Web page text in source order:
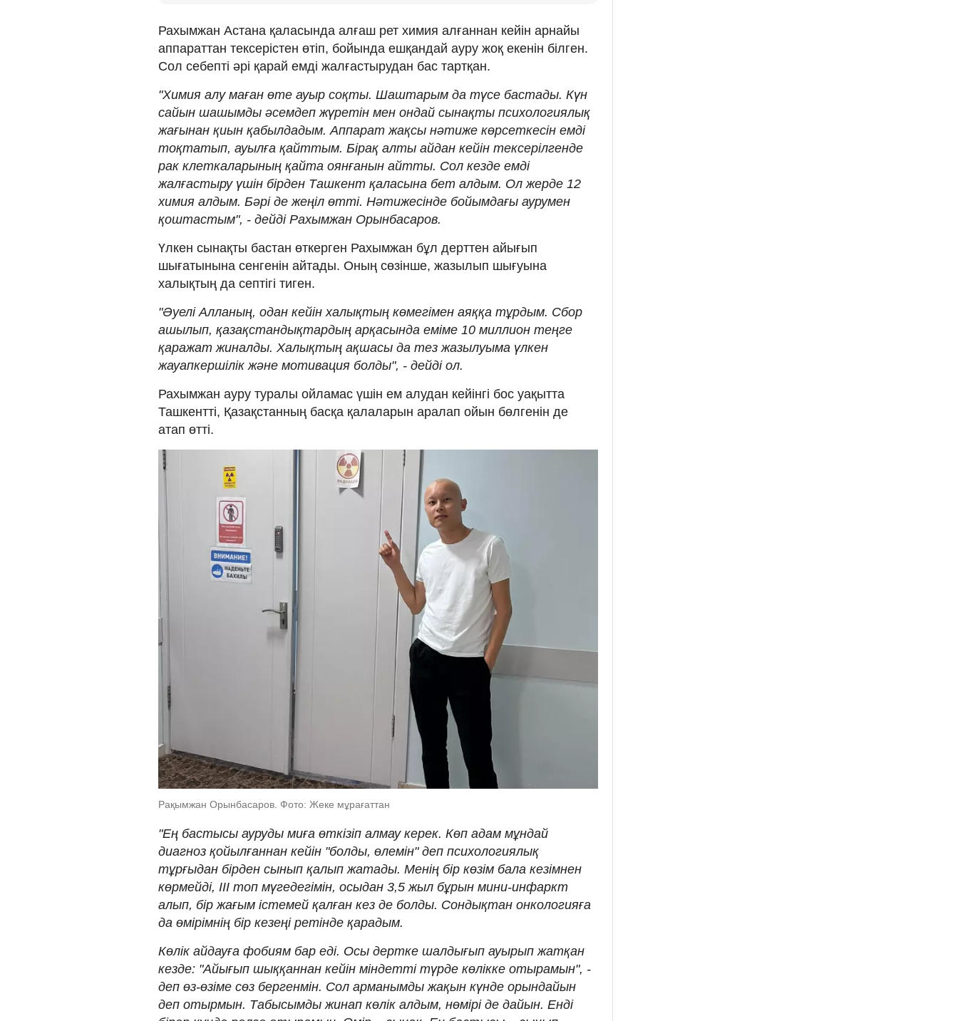
Рахымжан Астана қаласында алғаш рет химия алғаннан кейін арнайы
аппараттан тексерістен өтіп, бойында ешқандай ауру жоқ екенін білген.
Сол себепті әрі қарай емді жалғастырудан бас тартқан.
"Химия алу маған өте ауыр соқты. Шаштарым да түсе бастады. Күн
сайын шашымды әсемдеп жүретін мен ондай сынақты психологиялық
жағынан қиын қабылдадым. Аппарат жақсы нәтиже көрсеткесін емді
тоқтатып, ауылға қайттым. Бірақ алты айдан кейін тексерілгенде
рак клеткаларының қайта оянғанын айтты. Сол кезде емді
жалғастыру үшін бірден Ташкент қаласына бет алдым. Ол жерде 12
химия алдым. Бәрі де жеңіл өтті. Нәтижесінде бойымдағы аурумен
қоштастым", - дейді Рахымжан Орынбасаров.
Үлкен сынақты бастан өткерген Рахымжан бұл дерттен айығып
шығатынына сенгенін айтады. Оның сөзінше, жазылып шығуына
халықтың да септігі тиген.
"Әуелі Алланың, одан кейін халықтың көмегімен аяққа тұрдым. Сбор
ашылып, қазақстандықтардың арқасында еміме 10 миллион теңге
қаражат жиналды. Халықтың ақшасы да тез жазылуыма үлкен
жауапкершілік және мотивация болды", - дейді ол.
Рахымжан ауру туралы ойламас үшін ем алудан кейінгі бос уақытта
Ташкентті, Қазақстанның басқа қалаларын аралап ойын бөлгенін де
атап өтті.
Рақымжан Орынбасаров. Фото: Жеке мұрағаттан
"Ең бастысы ауруды миға өткізіп алмау керек. Көп адам мұндай
диагноз қойылғаннан кейін "болды, өлемін" деп психологиялық
тұрғыдан бірден сынып қалып жатады. Менің бір көзім бала кезімнен
көрмейді, III топ мүгедегімін, осыдан 3,5 жыл бұрын мини-инфаркт
алып, бір жағым істемей қалған кез де болды. Сондықтан онкологияға
да өмірімнің бір кезеңі ретінде қарадым.
Көлік айдауға фобиям бар еді. Осы дертке шалдығып ауырып жатқан
кезде: "Айығып шыққаннан кейін міндетті түрде көлікке отырамын", -
деп өз-өзіме сөз бергенмін. Сол арманымды жақын күнде орындайын
деп отырмын. Табысымды жинап көлік алдым, нөмірі де дайын. Енді